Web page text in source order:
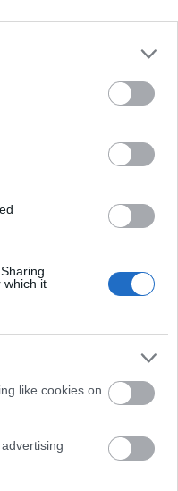
which it
like cookies on
a